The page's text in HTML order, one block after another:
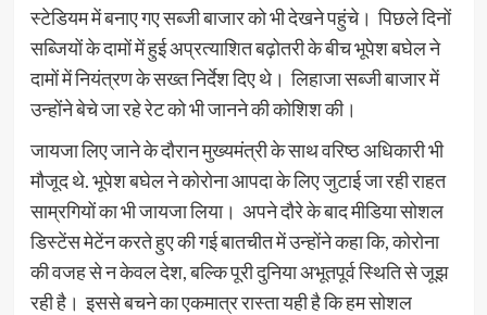
स्टेडियम में बनाए गए सब्जी बाजार को भी देखने पहुंचे। पिछले दिनों
सब्जियों के दामों में हुई अप्रत्याशित बढ़ोतरी के बीच भूपेश बघेल ने
दामों में नियंत्रण के सख्त निर्देश दिए थे। लिहाजा सब्जी बाजार में
उन्होंने बेचे जा रहे रेट को भी जानने की कोशिश की।
जायजा लिए जाने के दौरान मुख्यमंत्री के साथ वरिष्ठ अधिकारी भी
मौजूद थे. भूपेश बघेल ने कोरोना आपदा के लिए जुटाई जा रही राहत
साम्रगियों का भी जायजा लिया। अपने दौरे के बाद मीडिया सोशल
डिस्टेंस मेटेंन करते हुए की गई बातचीत में उन्होंने कहा कि, कोरोना
की वजह से न केवल देश, बल्कि पूरी दुनिया अभूतपूर्व स्थिति से जूझ
रही है। इससे बचने का एकमात्र रास्ता यही है कि हम सोशल